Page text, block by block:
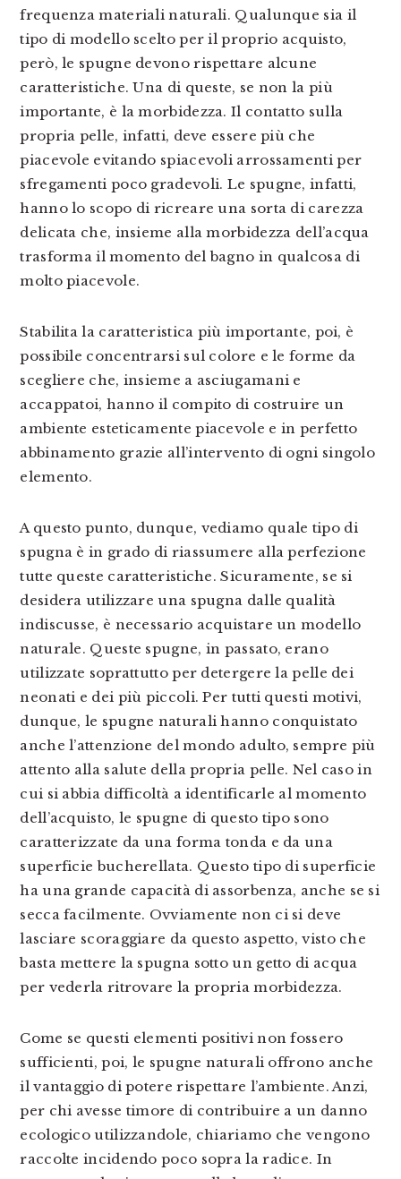
frequenza materiali naturali. Qualunque sia il
tipo di modello scelto per il proprio acquisto,
però, le spugne devono rispettare alcune
caratteristiche. Una di queste, se non la più
importante, è la morbidezza. Il contatto sulla
propria pelle, infatti, deve essere più che
piacevole evitando spiacevoli arrossamenti per
sfregamenti poco gradevoli. Le spugne, infatti,
hanno lo scopo di ricreare una sorta di carezza
delicata che, insieme alla morbidezza dell’acqua
trasforma il momento del bagno in qualcosa di
molto piacevole.
Stabilita la caratteristica più importante, poi, è
possibile concentrarsi sul colore e le forme da
scegliere che, insieme a asciugamani e
accappatoi, hanno il compito di costruire un
ambiente esteticamente piacevole e in perfetto
abbinamento grazie all’intervento di ogni singolo
elemento.
A questo punto, dunque, vediamo quale tipo di
spugna è in grado di riassumere alla perfezione
tutte queste caratteristiche. Sicuramente, se si
desidera utilizzare una spugna dalle qualità
indiscusse, è necessario acquistare un modello
naturale. Queste spugne, in passato, erano
utilizzate soprattutto per detergere la pelle dei
neonati e dei più piccoli. Per tutti questi motivi,
dunque, le spugne naturali hanno conquistato
anche l’attenzione del mondo adulto, sempre più
attento alla salute della propria pelle. Nel caso in
cui si abbia difficoltà a identificarle al momento
dell’acquisto, le spugne di questo tipo sono
caratterizzate da una forma tonda e da una
superficie bucherellata. Questo tipo di superficie
ha una grande capacità di assorbenza, anche se si
secca facilmente. Ovviamente non ci si deve
lasciare scoraggiare da questo aspetto, visto che
basta mettere la spugna sotto un getto di acqua
per vederla ritrovare la propria morbidezza.
Come se questi elementi positivi non fossero
sufficienti, poi, le spugne naturali offrono anche
il vantaggio di potere rispettare l’ambiente. Anzi,
per chi avesse timore di contribuire a un danno
ecologico utilizzandole, chiariamo che vengono
raccolte incidendo poco sopra la radice. In